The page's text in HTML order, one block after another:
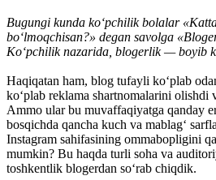
Bugungi kunda ko‘pchilik bolalar
bo‘lmoqchisan?» degan savolga
Ko‘pchilik nazarida, blogerlik — boyib
Haqiqatan ham, blog tufayli ko‘plab
ko‘plab reklama shartnomalarini olishdi
Ammo ular bu muvaffaqiyatga qanday
bosqichda qancha kuch va mablag‘
Instagram sahifasining ommabopligini
mumkin? Bu haqda turli soha va
toshkentlik blogerdan so‘rab chiqdik.